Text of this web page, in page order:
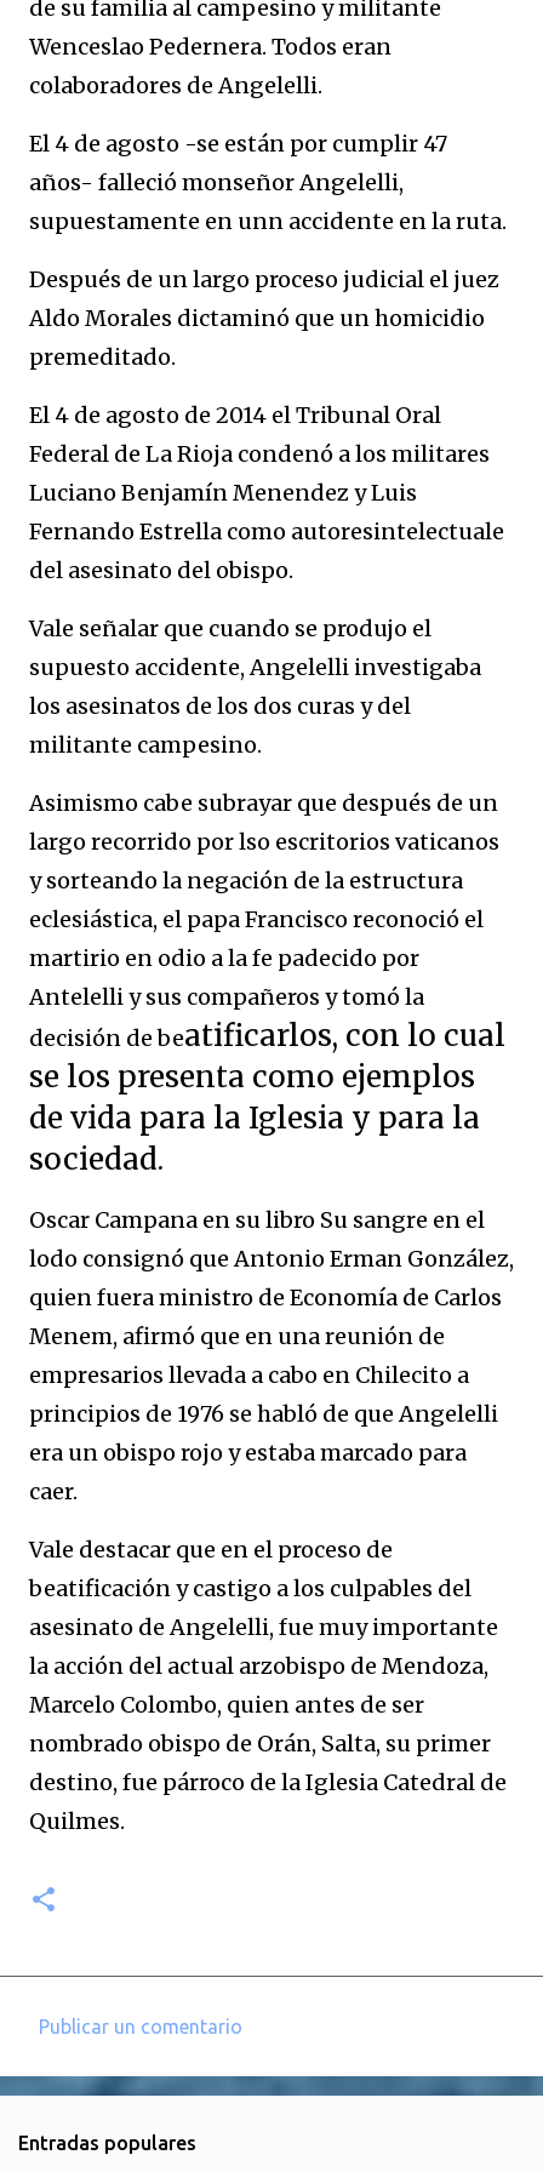
de su familia al campesino y militante
Wenceslao Pedernera. Todos eran
colaboradores de Angelelli.
El 4 de agosto -se están por cumplir 47
años- falleció monseñor Angelelli,
supuestamente en unn accidente en la ruta.
Después de un largo proceso judicial el juez
Aldo Morales dictaminó que un homicidio
premeditado.
El 4 de agosto de 2014 el Tribunal Oral
Federal de La Rioja condenó a los militares
Luciano Benjamín Menendez y Luis
Fernando Estrella como autoresintelectuale
del asesinato del obispo.
Vale señalar que cuando se produjo el
supuesto accidente, Angelelli investigaba
los asesinatos de los dos curas y del
militante campesino.
Asimismo cabe subrayar que después de un
largo recorrido por lso escritorios vaticanos
y sorteando la negación de la estructura
eclesiástica, el papa Francisco reconoció el
martirio en odio a la fe padecido por
Antelelli y sus compañeros y tomó la
decisión de beatificarlos, con lo cual
se los presenta como ejemplos
de vida para la Iglesia y para la
sociedad.
Oscar Campana en su libro Su sangre en el
lodo consignó que Antonio Erman González,
quien fuera ministro de Economía de Carlos
Menem, afirmó que en una reunión de
empresarios llevada a cabo en Chilecito a
principios de 1976 se habló de que Angelelli
era un obispo rojo y estaba marcado para
caer.
Vale destacar que en el proceso de
beatificación y castigo a los culpables del
asesinato de Angelelli, fue muy importante
la acción del actual arzobispo de Mendoza,
Marcelo Colombo, quien antes de ser
nombrado obispo de Orán, Salta, su primer
destino, fue párroco de la Iglesia Catedral de
Quilmes.
e
Publicar un comentario
Entradas populares